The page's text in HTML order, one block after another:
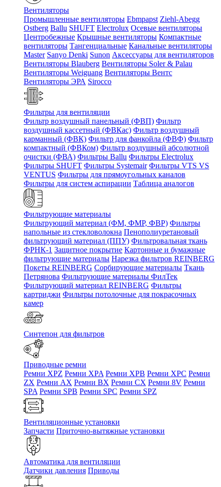
Вентиляторы
Промышленные вентиляторы Ebmpapst Ziehl-Abegg
Ostberg Ballu SHUFT Electrolux Осевые вентиляторы
Центробежные Крышные вентиляторы Компактные
вентиляторы Тангенциальные Канальные вентиляторы
Master Sanyo Denki Sunon Аксессуары для вентиляторов
Вентиляторы Blauberg Вентиляторы Soler & Palau
Вентиляторы Weiguang Вентиляторы Вентс
Вентиляторы ЭРА Sirocco
Фильтры для вентиляции
Фильтр воздушный панельный (ФВП) Фильтр
воздушный кассетный (ФВКас) Фильтр воздушный
карманный (ФВК) Фильтр для фанкойла (ФВФ) Фильтр
компактный (ФВКом) Фильтр воздушный абсолютной
очистки (ФВА) Фильтры Ballu Фильтры Electrolux
Фильтры SHUFT Фильтры Systemair Фильтры VTS VS
VENTUS Фильтры для прямоугольных каналов
Фильтры для систем аспирации Таблица аналогов
Фильтрующие материалы
Фильтрующий материал (ФМ, ФМР, ФВР) Фильтры
напольные из стекловолокна Пенополиуретановый
фильтрующий материал (ППУ) Фильтровальная ткань
ФРНК-1 Защитное покрытие Картонные и бумажные
фильтрующие материалы Нарезка фильтров REINBERG
Покеты REINBERG Сорбирующие материалы Ткань
Петрянова Фильтрующие материалы ФилТек
Фильтрующий материал REINBERG Фильтры
картриджи Фильтры потолочные для покрасочных
камер
Синтепон для фильтров
Приводные ремни
Ремни XPZ Ремни XPA Ремни XPB Ремни XPC Ремни
ZX Ремни AX Ремни BX Ремни CX Ремни 8V Ремни
SPA Ремни SPB Ремни SPC Ремни SPZ
Вентиляционные установки
Запчасти Приточно-вытяжные установки
Автоматика для вентиляции
Датчики давления Приводы